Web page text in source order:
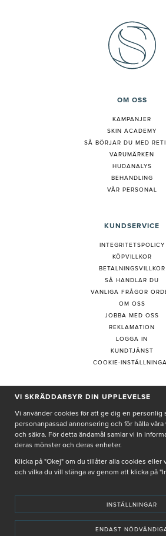
OM OSS
KAMPANJER
SKIN ACADEMY
SÅ BÖRJAR DU MED
VARUMÄRKEN
HUDANALYS
BEHANDLING
VÅR PERSONAL
KUNDSERVICE
INTEGRITETSPOLICY
KÖPVILLKOR
BETALNINGSVILLKOR
SÅ HANDLAR DU
VANLIGA FRÅGOR
OM OSS
JOBBA MED OSS
REKLAMATION
LOGGA IN
KUNDTJÄNST
COOKIE-
PRENUMERERA PÅ
Genom att ge min e-post, accepterar jag Seth och
De uppgifter du matar in kommer endast
VI SKRÄDDARSYR DIN UPPLEVELSE
Vi använder cookies för att ge dig en personlig
personanpassad annonsering och för hålla
och säkra. För detta ändamål samlar vi in
deras mönster och deras enheter.
Klicka på "Okej" om du tillåter alla cookies eller
och vilka du vill stänga av genom att klicka på
INSTÄLLNINGAR
ENDAST